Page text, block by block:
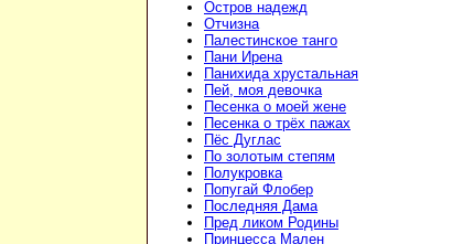
Остров надежд
Отчизна
Палестинское танго
Пани Ирена
Панихида хрустальная
Пей, моя девочка
Песенка о моей жене
Песенка о трёх пажах
Пёс Дуглас
По золотым степям
Полукровка
Попугай Флобер
Последняя Дама
Пред ликом Родины
Принцесса Мален